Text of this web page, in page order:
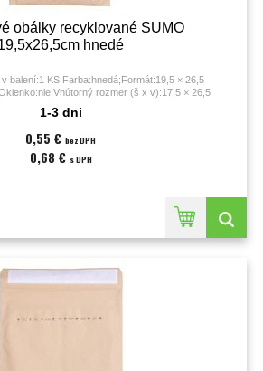
obálky recyklované SUMO
hnedé
balení:1 KS;Farba:hnedá;Formát:19,5 × 26,5
rozmer (š x v):17,5 × 26,5
1-3 dni
0,55 € bez DPH
0,68 € s DPH